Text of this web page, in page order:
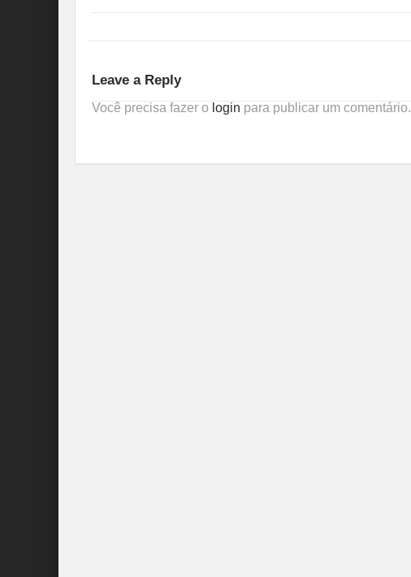
Leave a Reply
Você precisa fazer o login para publicar um comentário.